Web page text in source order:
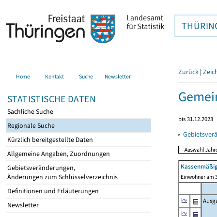
Home Kontakt Suche Newsletter
STATISTISCHE DATEN
Sachliche Suche
Regionale Suche
Kürzlich bereitgestellte Daten
Allgemeine Angaben, Zuordnungen
Gebietsveränderungen,
Änderungen zum Schlüsselverzeichnis
Definitionen und Erläuterungen
Newsletter
Zurück |
bis 31.12.2023
▸
Einwohner am